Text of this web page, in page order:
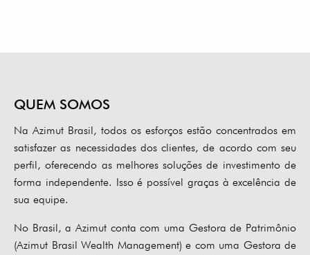
QUEM SOMOS
Na Azimut Brasil, todos os esforços estão concentrados em
satisfazer as necessidades dos clientes, de acordo com seu
perfil, oferecendo as melhores soluções de investimento de
forma independente. Isso é possível graças à excelência de
sua equipe.
No Brasil, a Azimut conta com uma Gestora de Patrimônio
(Azimut Brasil Wealth Management) e com uma Gestora de